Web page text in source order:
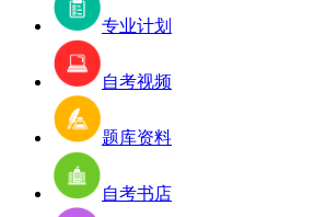
专业计划
自考视频
题库资料
自考书店